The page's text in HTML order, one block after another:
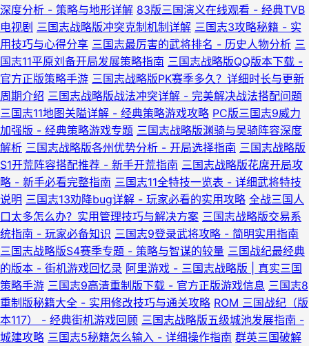
深度分析 - 策略与地形详解 83版三国演义在线观看 - 经典TVB
电视剧 三国志战略版冲突克制机制详解 三国志3攻略秘籍 - 实
用技巧与心得分享 三国志最厉害的武将排名 - 历史人物分析 三
国志11平原刘备开局发展策略指南 三国志战略版QQ版本下载 -
官方正版策略手游 三国志战略版PK赛季多久？详细时长与更新
周期介绍 三国志战略版战法冲突详解 - 完美解决战法搭配问题
三国志11地图关隘详解 - 经典策略游戏攻略 PC版三国志9威力
加强版 - 经典策略游戏专题 三国志战略版渊骑与吴骑阵容深度
解析 三国志战略版各州优势分析 - 开局选择指南 三国志战略版
S1开荒阵容搭配推荐 - 新手开荒指南 三国志战略版花席开局攻
略 - 新手必看完整指南 三国志11全特技一览表 - 详细武将特技
说明 三国志13劝降bug详解 - 玩家必看的实用攻略 全战三国人
口太多怎么办？实用管理技巧与解决方案 三国志战略版交易系
统指南 - 玩家必备知识 三国志9登录武将攻略 - 简明实用指南
三国志战略版S4赛季专题 - 策略与智谋的较量 三国战纪最经典
的版本 - 街机游戏回忆录 阿里游戏 - 三国志战略版 | 真实三国
策略手游 三国志9高清重制版下载 - 官方正版游戏信息 三国志8
重制版秘籍大全 - 实用修改技巧与通关攻略 ROM 三国战纪（版
本117） - 经典街机游戏回顾 三国志战略版五级城池发展指南 -
城建攻略 三国志5秘籍怎么输入 - 详细操作指南 群英三国破解